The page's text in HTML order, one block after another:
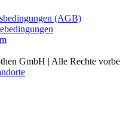
(AGB)
GmbH | Alle Rechte